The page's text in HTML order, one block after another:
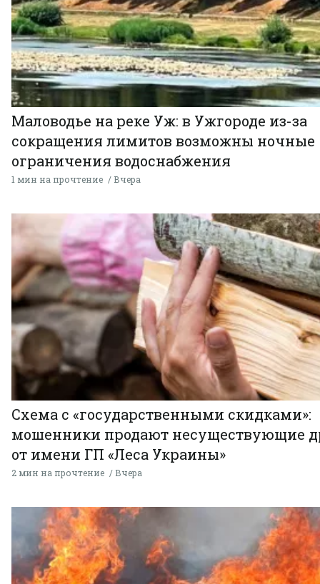
Маловодье на реке Уж: в Ужгороде из-за
сокращения лимитов возможны ночные
ограничения водоснабжения
1 мин на прочтение Вчера
Схема с «государственными скидками»:
мошенники продают несуществующие
от имени ГП «Леса Украины»
2 мин на прочтение Вчера